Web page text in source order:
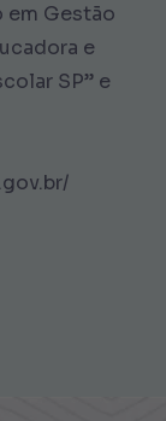
em Gestão
e
SP” e